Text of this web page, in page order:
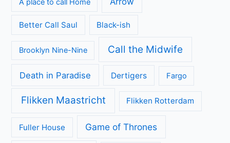
A place to call Home
Better Call Saul Black-ish
Brooklyn Nine-Nine Call the Midwife
Death in Paradise Dertigers Fargo
Flikken Maastricht Flikken Rotterdam
Fuller House Game of Thrones